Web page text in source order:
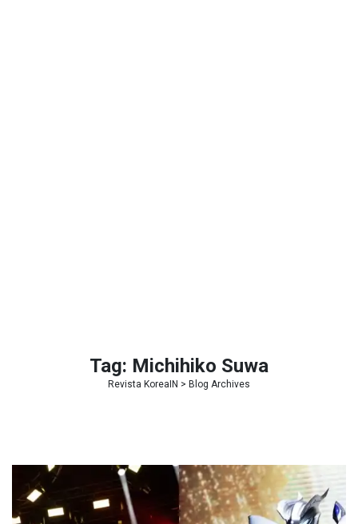
Tag: Michihiko Suwa
Revista KoreaIN > Blog Archives